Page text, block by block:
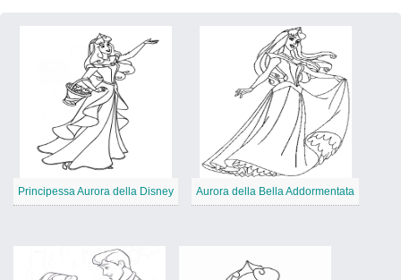
Principessa Aurora della Disney Aurora della Bella Addormentata